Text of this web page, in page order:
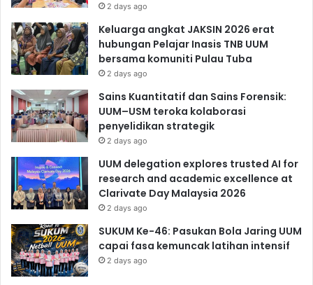
2 days ago
Keluarga angkat JAKSIN 2026 erat
hubungan Pelajar Inasis TNB UUM
bersama komuniti Pulau Tuba
2 days ago
Sains Kuantitatif dan Sains Forensik:
UUM–USM teroka kolaborasi
penyelidikan strategik
2 days ago
UUM delegation explores trusted AI for
research and academic excellence at
Clarivate Day Malaysia 2026
2 days ago
SUKUM Ke-46: Pasukan Bola Jaring UUM
capai fasa kemuncak latihan intensif
2 days ago